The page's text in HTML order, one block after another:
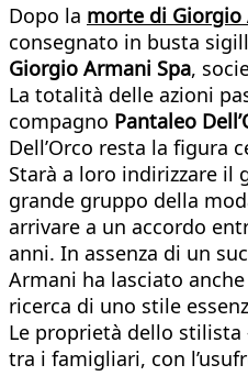
Dopo la morte di Giorgio
consegnato in busta
Giorgio Armani Spa,
La totalità delle azioni
compagno Pantaleo
Dell’Orco resta la figura
Starà a loro indirizzare il
grande gruppo della
arrivare a un accordo
anni. In assenza di un
Armani ha lasciato
ricerca di uno stile
Le proprietà dello stilista
tra i famigliari, con